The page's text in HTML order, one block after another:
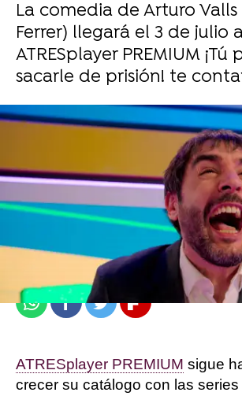
La comedia de Arturo Valls
Ferrer) llegará el 3 de julio
ATRESplayer PREMIUM ¡Tú
sacarle de prisión! te
atresplayer
14 de junio de 2022, 13:05
WhatsappFacebook
TwitterFlipboard
ATRESplayer PREMIUM sigue
crecer su catálogo con las